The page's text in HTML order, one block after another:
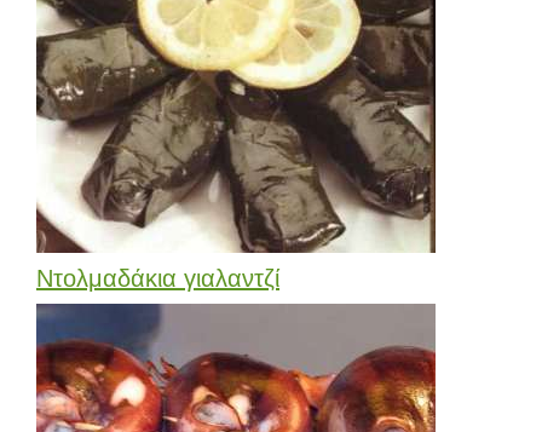
Ντολμαδάκια γιαλαντζί